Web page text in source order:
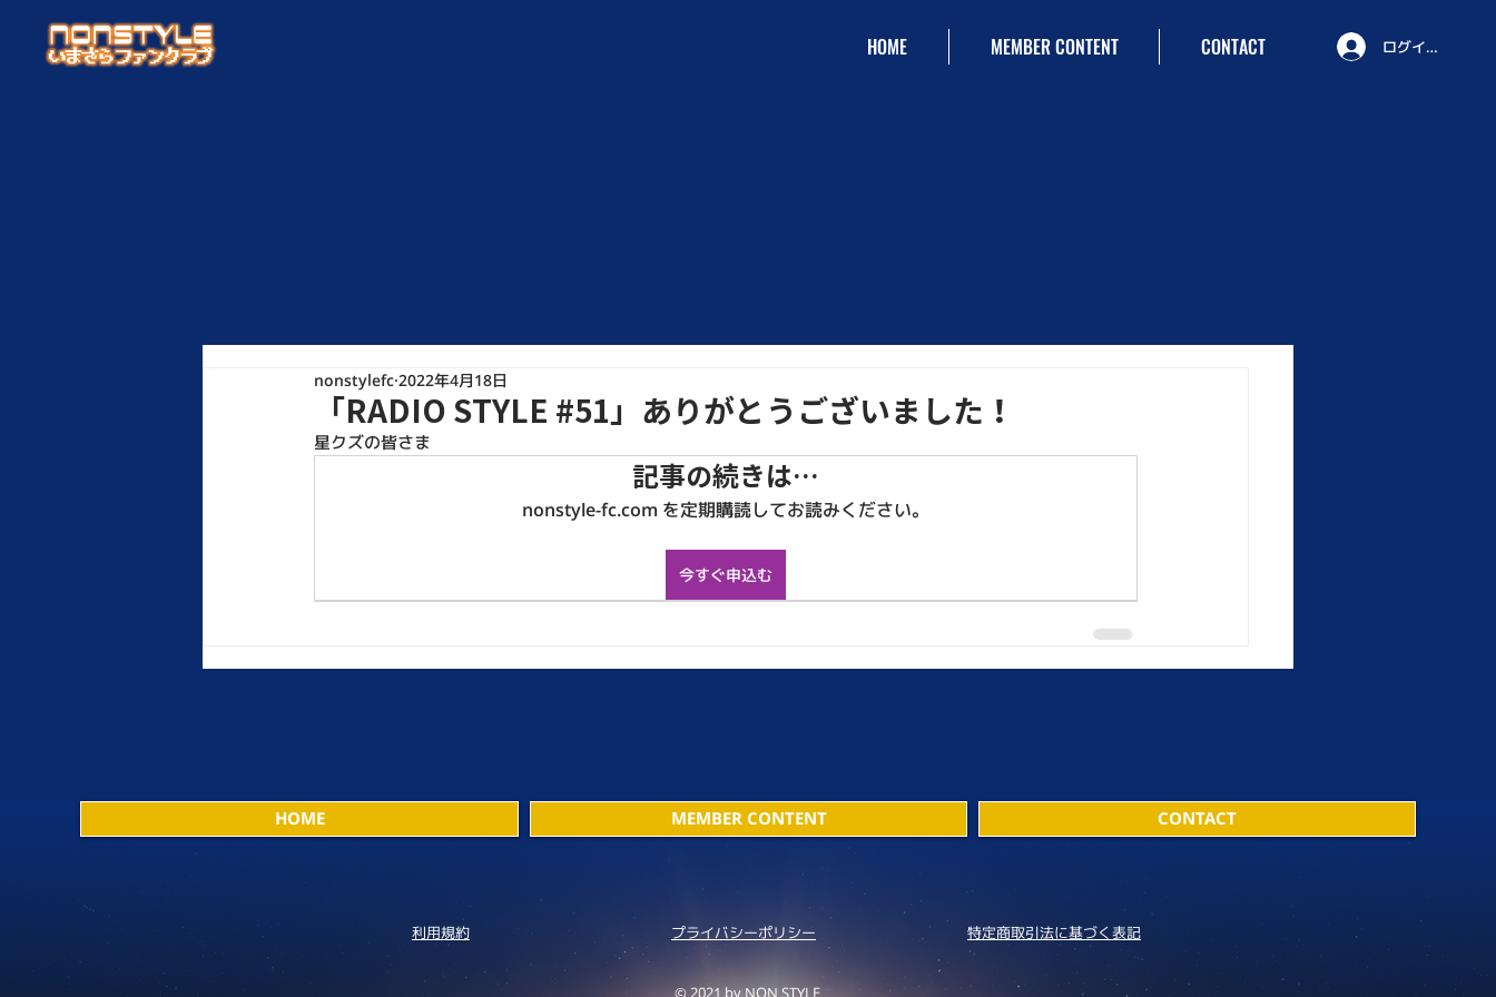
HOME MEMBER CONTENT CONTACT ログイン
「RADIO STYLE #51」ありがとうございました！
nonstylefc 2022年4月18日
星クズの皆さま
記事の続きは…
nonstyle-fc.com を定期購読してお読みください。
今すぐ申込む
HOME MEMBER CONTENT CONTACT
利用規約 プライバシーポリシー 特定商取引法に基づく表記
© 2021 by NON STYLE